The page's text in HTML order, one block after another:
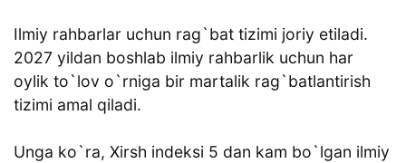
Ilmiy rahbarlar uchun rag`bat tizimi joriy etiladi.
2027 yildan boshlab ilmiy rahbarlik uchun har
oylik to`lov o`rniga bir martalik rag`batlantirish
tizimi amal qiladi.
Unga ko`ra, Xirsh indeksi 5 dan kam bo`lgan ilmiy